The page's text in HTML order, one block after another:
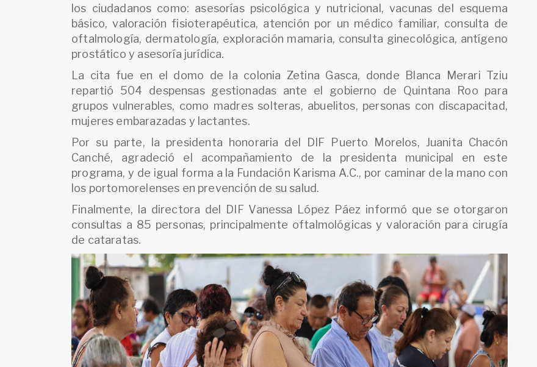
los ciudadanos como: asesorías psicológica y nutricional, vacunas del esquema
básico, valoración fisioterapéutica, atención por un médico familiar, consulta de
oftalmología, dermatología, exploración mamaria, consulta ginecológica, antígeno
prostático y asesoría jurídica.
La cita fue en el domo de la colonia Zetina Gasca, donde Blanca Merari Tziu
repartió 504 despensas gestionadas ante el gobierno de Quintana Roo para
grupos vulnerables, como madres solteras, abuelitos, personas con discapacitad,
mujeres embarazadas y lactantes.
Por su parte, la presidenta honoraria del DIF Puerto Morelos, Juanita Chacón
Canché, agradeció el acompañamiento de la presidenta municipal en este
programa, y de igual forma a la Fundación Karisma A.C., por caminar de la mano con
los portomorelenses en prevención de su salud.
Finalmente, la directora del DIF Vanessa López Páez informó que se otorgaron
consultas a 85 personas, principalmente oftalmológicas y valoración para cirugía
de cataratas.